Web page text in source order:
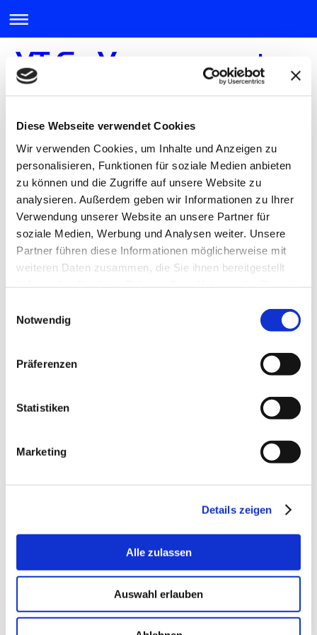
Diese Webseite verwendet Cookies
Wir verwenden Cookies, um Inhalte und Anzeigen zu
personalisieren, Funktionen für soziale Medien anbieten
zu können und die Zugriffe auf unsere Website zu
analysieren. Außerdem geben wir Informationen zu Ihrer
Verwendung unserer Website an unsere Partner für
soziale Medien, Werbung und Analysen weiter. Unsere
Partner führen diese Informationen möglicherweise mit
weiteren Daten zusammen, die Sie ihnen bereitgestellt
Notwendig
Präferenzen
Statistiken
Marketing
Details zeigen
Alle zulassen
Auswahl erlauben
Hier finden Sie verschiedene Dokumente zu unseren
Produkten und Dienstleistungen sowie Interessantes und
Aktuelles aus dem Bereich der Labortechnik.
Die Dokumente sind grundsätzlich im Adobe PDF Format
hinterlegt. Den für die Ansicht benötigten Reader können
Sie hierherunterladen.
Planungsbüro RGV
48607 Ochtrup
Anfahr
+49 2553 720841
oder schreiben Sie anVTGV
Sie sind unser Gast Nr.